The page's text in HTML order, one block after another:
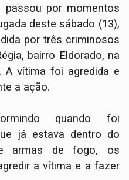
por momentos
deste sábado (13),
por três criminosos
bairro Eldorado, na
A vítima foi agredida e
a ação.
quando foi
já estava dentro do
armas de fogo, os
a vítima e a fazer